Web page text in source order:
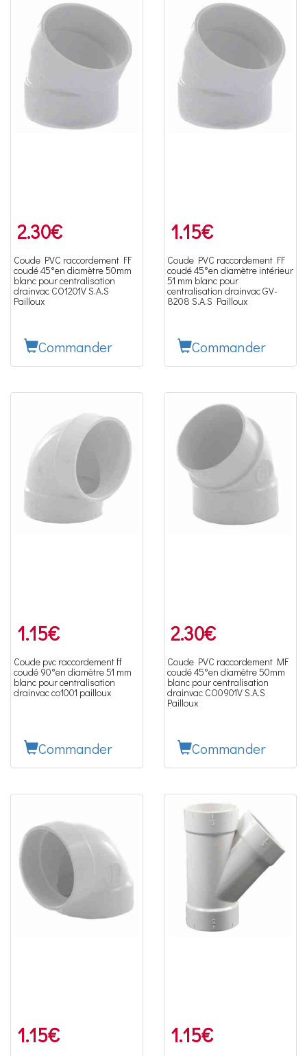
2.30€
Coude PVC raccordement FF
coudé 45°en diamètre 50mm
blanc pour centralisation
drainvac CO1201V S.A.S
Pailloux
Commander
1.15€
Coude PVC raccordement FF
coudé 45°en diamètre intérieur
51 mm blanc pour
centralisation drainvac GV-
8208 S.A.S Pailloux
Commander
1.15€
Coude pvc raccordement ff
coudé 90°en diamètre 51 mm
blanc pour centralisation
drainvac co1001 pailloux
Commander
2.30€
Coude PVC raccordement MF
coudé 45°en diamètre 50mm
blanc pour centralisation
drainvac CO0901V S.A.S
Pailloux
Commander
1.15€ 1.15€